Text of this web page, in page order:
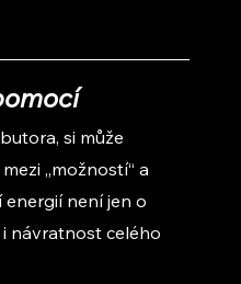
si může
„možností“ a
energií není jen o
návratnost celého